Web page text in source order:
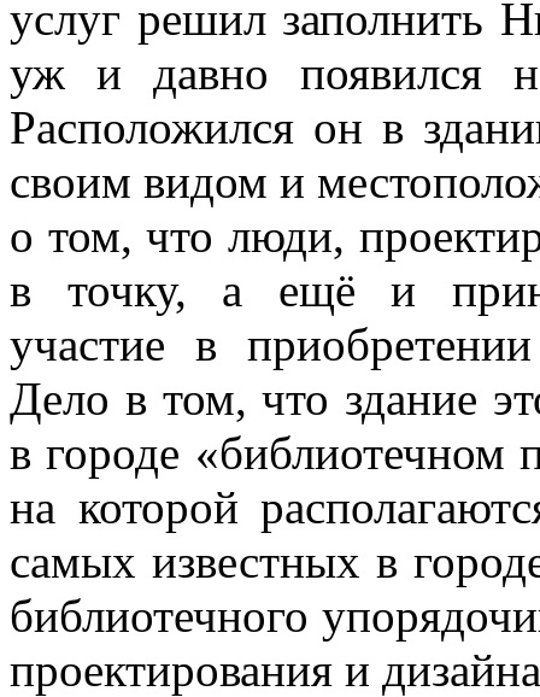
услуг решил заполнить
уж и давно появился
Расположился он в
своим видом и
о том, что люди,
в точку, а ещё и
участие в
Дело в том, что здание
в городе «библиотечном
на которой
самых известных в
библиотечного
проектирования и